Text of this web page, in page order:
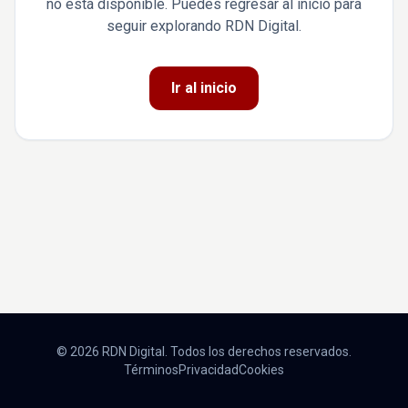
no está disponible. Puedes regresar al inicio para
seguir explorando RDN Digital.
Ir al inicio
© 2026 RDN Digital. Todos los derechos reservados.
TérminosPrivacidadCookies